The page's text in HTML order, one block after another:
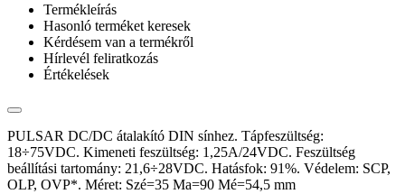
Termékleírás
Hasonló terméket keresek
Kérdésem van a termékről
Hírlevél feliratkozás
Értékelések
PULSAR DC/DC átalakító DIN sínhez. Tápfeszültség:
18÷75VDC. Kimeneti feszültség: 1,25A/24VDC. Feszültség
beállítási tartomány: 21,6÷28VDC. Hatásfok: 91%. Védelem: SCP,
OLP, OVP*. Méret: Szé=35 Ma=90 Mé=54,5 mm